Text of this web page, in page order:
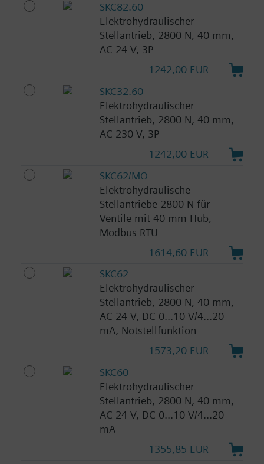
SKC82.60
Elektrohydraulischer
Stellantrieb, 2800 N, 40 mm,
AC 24 V, 3P
1242,00 EUR
SKC32.60
Elektrohydraulischer
Stellantrieb, 2800 N, 40 mm,
AC 230 V, 3P
1242,00 EUR
SKC62/MO
Elektrohydraulische
Stellantriebe 2800 N für
Ventile mit 40 mm Hub,
Modbus RTU
1614,60 EUR
SKC62
Elektrohydraulischer
Stellantrieb, 2800 N, 40 mm,
AC 24 V, DC 0...10 V/4...20
mA, Notstellfunktion
1573,20 EUR
SKC60
Elektrohydraulischer
Stellantrieb, 2800 N, 40 mm,
AC 24 V, DC 0...10 V/4...20
mA
1355,85 EUR